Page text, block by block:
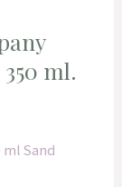
ml.